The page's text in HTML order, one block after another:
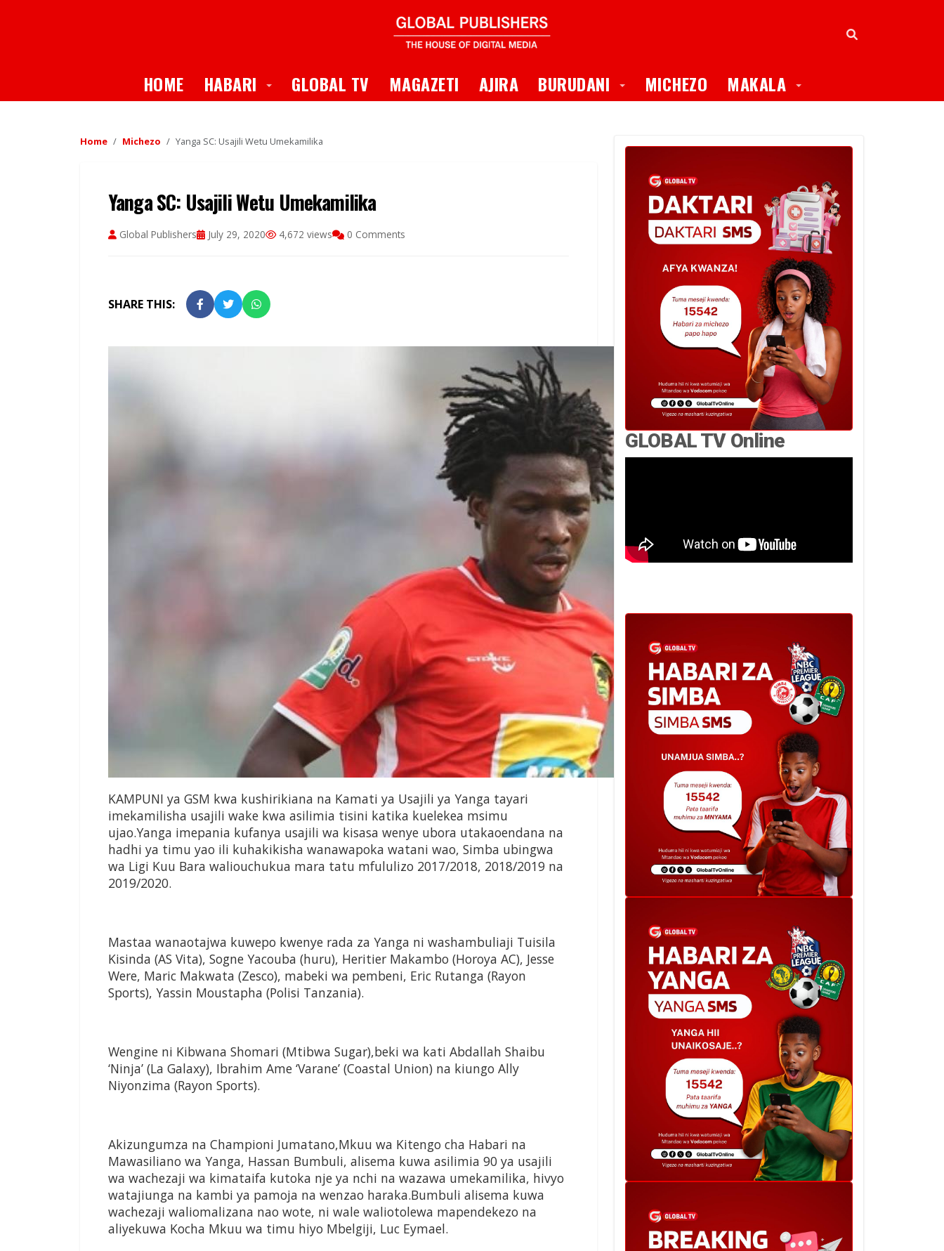
HOME HABARI Toggle Dropdown
GLOBAL TV MAGAZETI AJIRA BURUDANI Toggle Dropdown
MICHEZO MAKALA Toggle Dropdown
Home Michezo Yanga SC: Usajili Wetu Umekamilika
Yanga SC: Usajili Wetu Umekamilika
Global Publishers July 29, 2020 4,672 views 0 Comments
SHARE THIS:
KAMPUNI ya GSM kwa kushirikiana na Kamati ya Usajili ya Yanga tayari
imekamilisha usajili wake kwa asilimia tisini katika kuelekea msimu
ujao.Yanga imepania kufanya usajili wa kisasa wenye ubora utakaoendana na
hadhi ya timu yao ili kuhakikisha wanawapoka watani wao, Simba ubingwa
wa Ligi Kuu Bara waliouchukua mara tatu mfululizo 2017/2018, 2018/2019 na
2019/2020.
Mastaa wanaotajwa kuwepo kwenye rada za Yanga ni washambuliaji Tuisila
Kisinda (AS Vita), Sogne Yacouba (huru), Heritier Makambo (Horoya AC), Jesse
Were, Maric Makwata (Zesco), mabeki wa pembeni, Eric Rutanga (Rayon
Sports), Yassin Moustapha (Polisi Tanzania).
Wengine ni Kibwana Shomari (Mtibwa Sugar),beki wa kati Abdallah Shaibu
‘Ninja’ (La Galaxy), Ibrahim Ame ‘Varane’ (Coastal Union) na kiungo Ally
Niyonzima (Rayon Sports).
Akizungumza na Championi Jumatano,Mkuu wa Kitengo cha Habari na
Mawasiliano wa Yanga, Hassan Bumbuli, alisema kuwa asilimia 90 ya usajili
wa wachezaji wa kimataifa kutoka nje ya nchi na wazawa umekamilika, hivyo
watajiunga na kambi ya pamoja na wenzao haraka.Bumbuli alisema kuwa
wachezaji waliomalizana nao wote, ni wale waliotolewa mapendekezo na
aliyekuwa Kocha Mkuu wa timu hiyo Mbelgiji, Luc Eymael.
GLOBAL TV Online